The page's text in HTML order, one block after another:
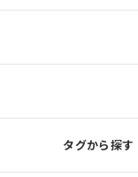
タグから探す